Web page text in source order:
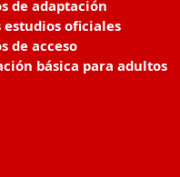
de adaptación
estudios oficiales
de acceso
básica para adultos